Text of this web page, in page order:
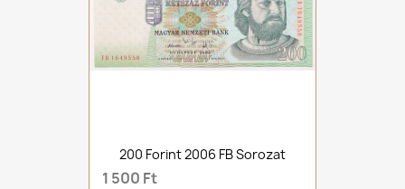
200 Forint 2006 FB Sorozat
1 500 Ft